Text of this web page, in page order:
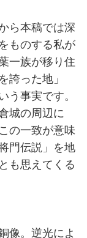
ら本稿では深
ものする私が
一族が移り住
誇った地」
う事実です。
城の周辺に
の一致が意味
門伝説」を地
も思えてくる
像。逆光によ